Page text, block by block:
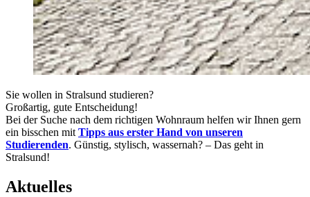
Sie wollen in Stralsund studieren?
Großartig, gute Entscheidung!
Bei der Suche nach dem richtigen Wohnraum helfen wir Ihnen gern
ein bisschen mit Tipps aus erster Hand von unseren
Studierenden. Günstig, stylisch, wassernah? – Das geht in
Stralsund!
Ak­tu­el­les